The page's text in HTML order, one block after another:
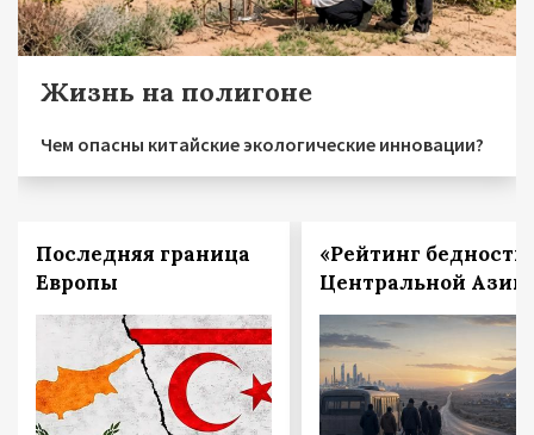
Жизнь на полигоне
Чем опасны китайские экологические инновации?
Последняя граница
Европы
«Рейтинг
Центральной Азии